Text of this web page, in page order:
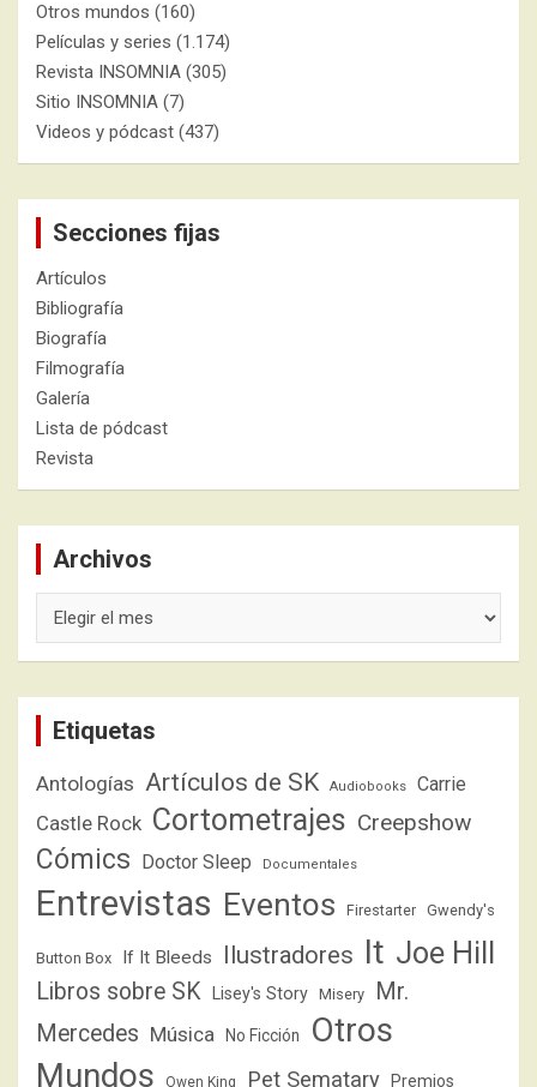
Otros mundos (160)
Películas y series (1.174)
Revista INSOMNIA (305)
Sitio INSOMNIA (7)
Videos y pódcast (437)
Secciones fijas
Artículos
Bibliografía
Biografía
Filmografía
Galería
Lista de pódcast
Revista
Archivos
Etiquetas
Antologías Artículos de SK Audiobooks Carrie
Castle Rock Cortometrajes Creepshow
Cómics Doctor Sleep Documentales
Entrevistas Eventos Firestarter Gwendy's
Button Box If It Bleeds Ilustradores It Joe Hill
Libros sobre SK Lisey's Story Misery
Mr.
Mercedes Música No Ficción
Otros
Mundos
Owen King Pet Sematary Premios